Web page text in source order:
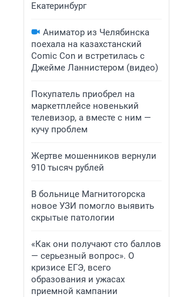
Екатеринбург
Аниматор из Челябинска
поехала на казахстанский
Comic Con и встретилась с
Джейме Ланнистером (видео)
Покупатель приобрел на
маркетплейсе новенький
телевизор, а вместе с ним —
кучу проблем
Жертве мошенников вернули
910 тысяч рублей
В больнице Магнитогорска
новое УЗИ помогло выявить
скрытые патологии
«Как они получают сто баллов
— серьезный вопрос». О
кризисе ЕГЭ, всего
образования и ужасах
приемной кампании